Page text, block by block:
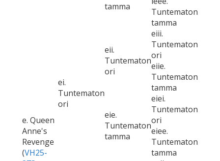
tamma
Tuntematon
tamma
e. Queen
Anne's
Revenge
(VH25-
ei.
Tuntematon
ori
eii.
Tuntematon
ori
eiii.
Tuntematon
ori
eiie.
Tuntematon
tamma
eie.
Tuntematon
tamma
eiei.
Tuntematon
ori
eiee.
Tuntematon
tamma